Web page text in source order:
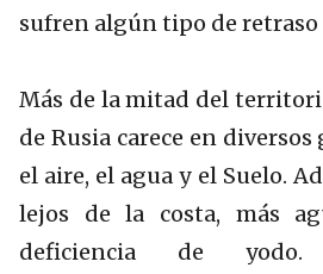
sufren algún tipo de
Más de la mitad del
de Rusia carece en
el aire, el agua y el Suelo.
lejos de la costa, más
deficiencia de